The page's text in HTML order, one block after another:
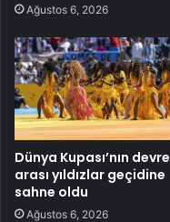
Ağustos 6, 2026
Dünya Kupası’nın devre
arası yıldızlar geçidine
sahne oldu
Ağustos 6, 2026